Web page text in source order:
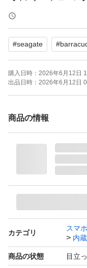
よろしくお願いいた
#seagate #
購入日時： 2026年6月12日
出品日時： 2026年6月12日
商品の情報
カテゴリ
スマ
内
商品の状態 目立